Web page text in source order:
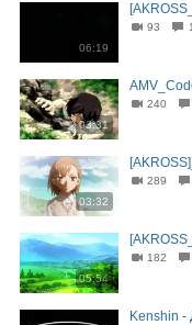
06:19
93
03:31
240
03:32
289
05:54
182
Kenshin -